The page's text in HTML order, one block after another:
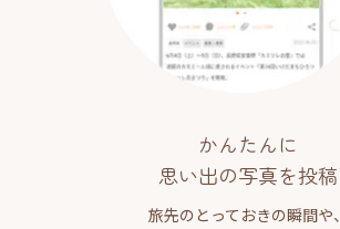
かんたんに
思い出の写真を投稿
旅先のとっておきの瞬間や、